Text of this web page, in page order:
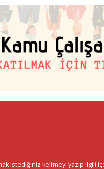
istediğiniz kelimeyi yazıp ilgili